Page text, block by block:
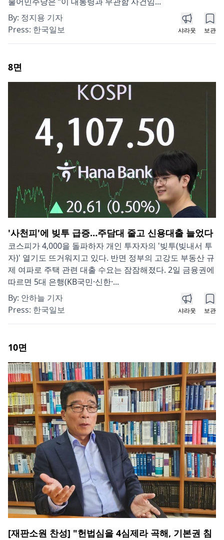
By: 정지용 기자
Press: 한국일보 샤라웃 보관
8면
'사천피'에 빚투 급증…주담대 줄고 신용대출 늘었다
코스피가 4,000을 돌파하자 개인 투자자의 '빚투(빚내서 투
자)' 열기도 뜨거워지고 있다. 반면 정부의 고강도 부동산 규
제 여파로 주택 관련 대출 수요는 잠잠해졌다. 2일 금융권에
따르면 5대 은행(KB국민·신한·...
By: 안하늘 기자
Press: 한국일보 샤라웃 보관
10면
[재판소원 찬성] "헌법심을 4심제라 곡해, 기본권 침